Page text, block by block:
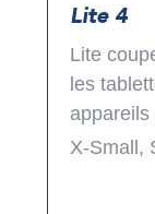
Lite 4
Lite
les
X-Small,